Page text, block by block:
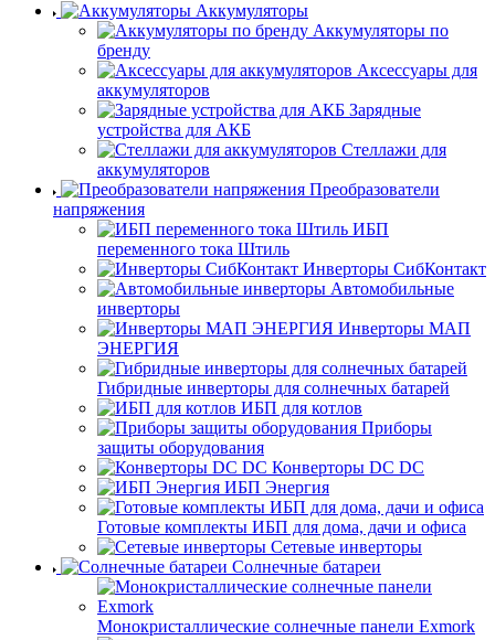
Аккумуляторы
Аккумуляторы по
бренду
Аксессуары для
аккумуляторов
Зарядные
устройства для АКБ
Стеллажи для
аккумуляторов
Преобразователи
напряжения
ИБП
переменного тока Штиль
Инверторы СибКонтакт
Автомобильные
инверторы
Инверторы МАП
ЭНЕРГИЯ
Гибридные инверторы для солнечных батарей
ИБП для котлов
Приборы
защиты оборудования
Конверторы DC DC
ИБП Энергия
Готовые комплекты ИБП для дома, дачи и офиса
Сетевые инверторы
Солнечные батареи
Монокристаллические солнечные панели Exmork